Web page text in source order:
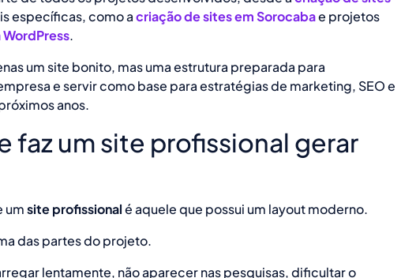
específicas, como acriação de sites em Sorocabae projetos
.
um site bonito, mas uma estrutura preparada para
e servir como base para estratégias de marketing, SEO e
anos.
faz um site profissional gerar
umsite profissionalé aquele que possui um layout moderno.
das partes do projeto.
lentamente, não aparecer nas pesquisas, dificultar o